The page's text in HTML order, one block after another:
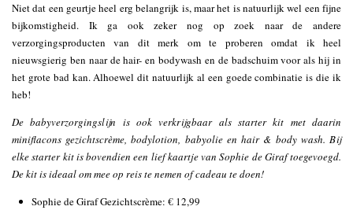
Niet dat een geurtje heel erg belangrijk is, maar het is natuurlijk wel een fijne
bijkomstigheid. Ik ga ook zeker nog op zoek naar de andere
verzorgingsproducten van dit merk om te proberen omdat ik heel
nieuwsgierig ben naar de hair- en bodywash en de badschuim voor als hij in
het grote bad kan. Alhoewel dit natuurlijk al een goede combinatie is die ik
heb!
De babyverzorgingslijn is ook verkrijgbaar als starter kit met daarin
miniflacons gezichtscrème, bodylotion, babyolie en hair & body wash. Bij
elke starter kit is bovendien een lief kaartje van Sophie de Giraf toegevoegd.
De kit is ideaal om mee op reis te nemen of cadeau te doen!
Sophie de Giraf Gezichtscrème: € 12,99